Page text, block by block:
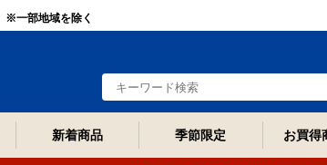
※一部地域を除く
新着商品 季節限定 お買得